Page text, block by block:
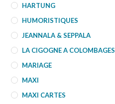
HARTUNG
HUMORISTIQUES
JEANNALA & SEPPALA
LA CIGOGNE A COLOMBAGES
MARIAGE
MAXI
MAXI CARTES